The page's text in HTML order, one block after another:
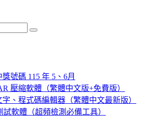
Search
號碼 115 年 5、6月
壓縮軟體（繁體中文版+免費版）
字、程式碼編輯器（繁體中文最新版）
試軟體（超頻檢測必備工具）